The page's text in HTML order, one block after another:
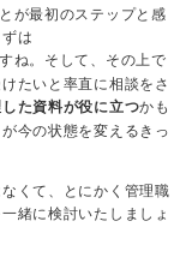
が最初のステップと感
は
ね。そして、その上で
たいと率直に相談をさ
た資料が役に立つかも
今の状態を変えるきっ
くて、とにかく管理職
緒に検討いたしましょ